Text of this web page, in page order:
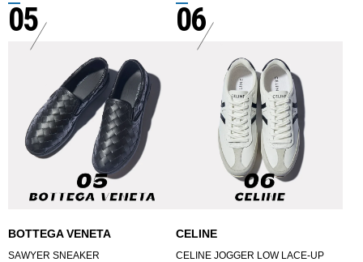
05
BOTTEGA VENETA
SAWYER SNEAKER
06
CELINE
CELINE JOGGER LOW LACE-UP